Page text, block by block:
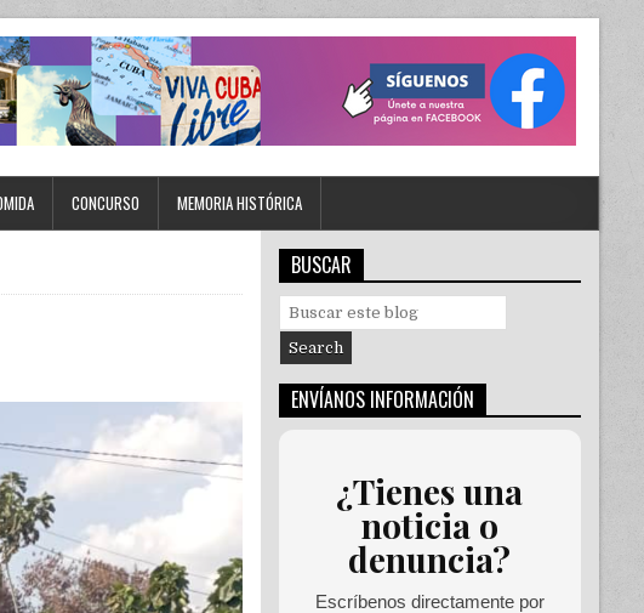
CONCURSO MEMORIA HISTÓRICA
BUSCAR
e
r
ENVÍANOS INFORMACIÓN
¿Tienes una
noticia o
denuncia?
Escríbenos directamente por